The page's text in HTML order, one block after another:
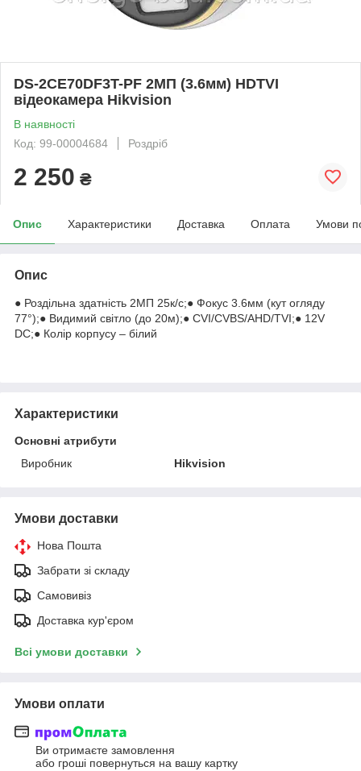
DS-2CE70DF3T-PF 2МП (3.6мм) HDTVI
відеокамера Hikvision
В наявності
Код: 99-00004684
Роздріб
2 250 ₴
Опис Характеристики Доставка Оплата Умови
Опис
● Роздільна здатність 2МП 25к/с;● Фокус 3.6мм (кут огляду
77°);● Видимий світло (до 20м);● CVI/CVBS/AHD/TVI;● 12V
DC;● Колір корпусу – білий
Характеристики
Основні атрибути
Виробник
Hikvision
Умови доставки
Нова Пошта
Забрати зі складу
Самовивіз
Доставка кур'єром
Всі умови доставки
Умови оплати
Ви отримаєте замовлення
або гроші повернуться на вашу картку